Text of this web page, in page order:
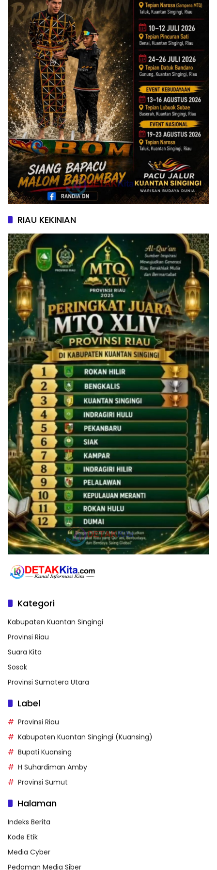
RIAU KEKINIAN
Kategori
Kabupaten Kuantan Singingi
Provinsi Riau
Suara Kita
Sosok
Provinsi Sumatera Utara
Label
Provinsi Riau
Kabupaten Kuantan Singingi (Kuansing)
Bupati Kuansing
H Suhardiman Amby
Provinsi Sumut
Halaman
Indeks Berita
Kode Etik
Media Cyber
Pedoman Media Siber